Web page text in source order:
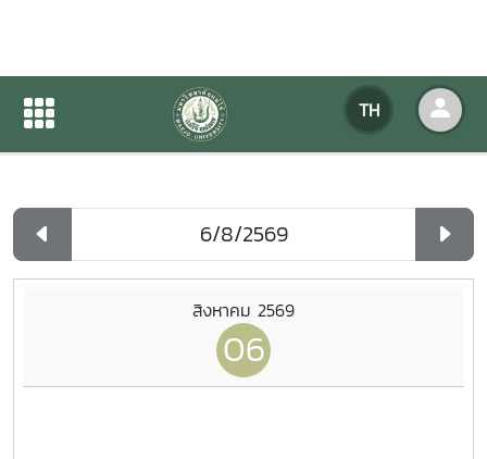
TH
ปฏิทินกิจกรรมของหน่วยงาน
ปฏิทินกิจกรรมของหน่วยงาน
สิงหาคม 2569
06